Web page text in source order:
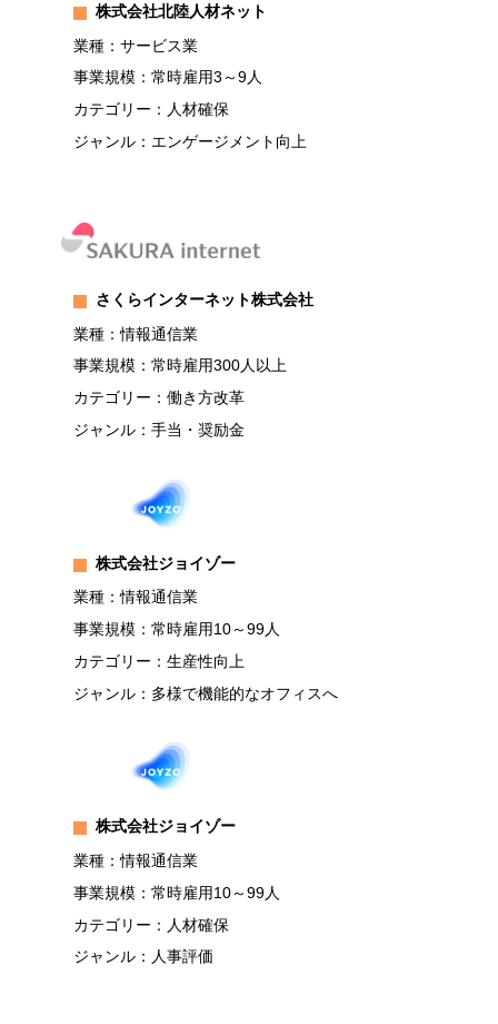
株式会社北陸人材ネット
業種：サービス業
事業規模：常時雇用3～9人
カテゴリー：人材確保
ジャンル：エンゲージメント向上
さくらインターネット株式会社
業種：情報通信業
事業規模：常時雇用300人以上
カテゴリー：働き方改革
ジャンル：手当・奨励金
株式会社ジョイゾー
業種：情報通信業
事業規模：常時雇用10～99人
カテゴリー：生産性向上
ジャンル：多様で機能的なオフィスへ
株式会社ジョイゾー
業種：情報通信業
事業規模：常時雇用10～99人
カテゴリー：人材確保
ジャンル：人事評価